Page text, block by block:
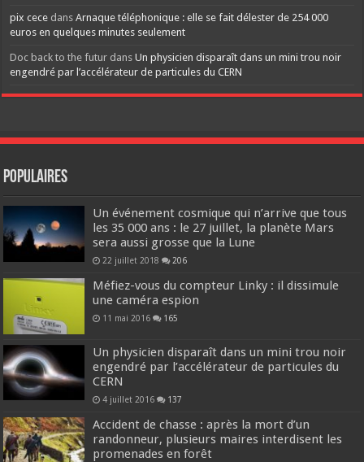
pix cece dansArnaque téléphonique : elle se fait délester de 254 000
euros en quelques minutes seulement
Doc back to the futur dansUn physicien disparaît dans un mini trou noir
engendré par l’accélérateur de particules du CERN
Populaires
Un événement cosmique qui n’arrive que tous
les 35 000 ans : le 27 juillet, la planète Mars
sera aussi grosse que la Lune
22 juillet 2018 206
Méfiez-vous du compteur Linky : il dissimule
une caméra espion
11 mai 2016 165
Un physicien disparaît dans un mini trou noir
engendré par l’accélérateur de particules du
CERN
4 juillet 2016 137
Accident de chasse : après la mort d’un
randonneur, plusieurs maires interdisent les
promenades en forêt